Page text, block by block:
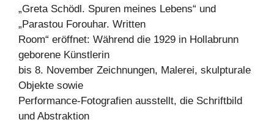
„Greta Schödl. Spuren meines Lebens“ und
„Parastou Forouhar. Written
Room“ eröffnet: Während die 1929 in Hollabrunn
geborene Künstlerin
bis 8. November Zeichnungen, Malerei, skulpturale
Objekte sowie
Performance-Fotografien ausstellt, die Schriftbild
und Abstraktion